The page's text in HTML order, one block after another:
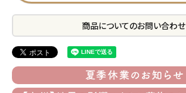
特定商取引法について
お問い合わせ
ACCOUNT MENU
ようこそ ゲスト 様
商品についてのお問い合わせ